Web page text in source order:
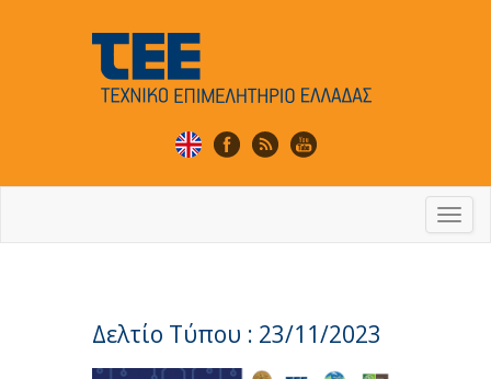
Δελτίο Τύπου : 23/11/2023